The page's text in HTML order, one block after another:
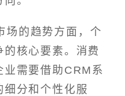
场的趋势方面，个
核心要素。消费
需要借助CRM系
分和个性化服